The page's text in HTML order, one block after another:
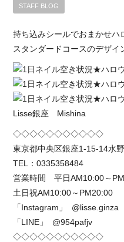
STAFF BLOG
持ち込みシールでおまかせハ
スタンダードコースのデザ
Lisse銀座 Mishina
◇◇◇◇◇◇◇◇◇◇◇
東京都中央区銀座1-15-14水
TEL：0335358484
営業時間 平日AM10:00～
土日祝AM10:00～PM20:00
「Instagram」 @lisse.ginza
「LINE」 @954pafjv
◇◇◇◇◇◇◇◇◇◇◇